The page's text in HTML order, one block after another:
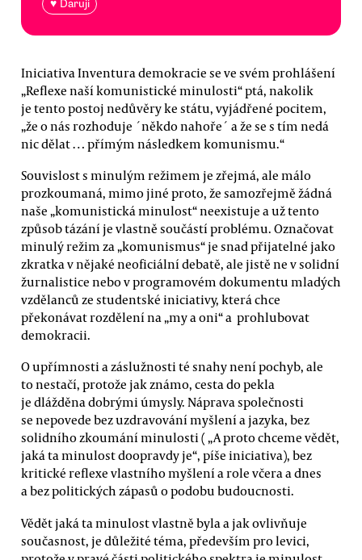
♥ Daruji
Iniciativa Inventura demokracie se ve svém prohlášení
„Reflexe naší komunistické minulosti“ ptá, nakolik
je tento postoj nedůvěry ke státu, vyjádřené pocitem,
„že o nás rozhoduje ´někdo nahoře´ a že se s tím nedá
nic dělat … přímým následkem komunismu.“
Souvislost s minulým režimem je zřejmá, ale málo
prozkoumaná, mimo jiné proto, že samozřejmě žádná
naše „komunistická minulost“ neexistuje a už tento
způsob tázání je vlastně součástí problému. Označovat
minulý režim za „komunismus“ je snad přijatelné jako
zkratka v nějaké neoficiální debatě, ale jistě ne v solidní
žurnalistice nebo v programovém dokumentu mladých
vzdělanců ze studentské iniciativy, která chce
překonávat rozdělení na „my a oni“ a prohlubovat
demokracii.
O upřímnosti a záslužnosti té snahy není pochyb, ale
to nestačí, protože jak známo, cesta do pekla
je dlážděna dobrými úmysly. Náprava společnosti
se nepovede bez uzdravování myšlení a jazyka, bez
solidního zkoumání minulosti ( „A proto chceme vědět,
jaká ta minulost doopravdy je“, píše iniciativa), bez
kritické reflexe vlastního myšlení a role včera a dnes
a bez politických zápasů o podobu budoucnosti.
Vědět jaká ta minulost vlastně byla a jak ovlivňuje
současnost, je důležité téma, především pro levici,